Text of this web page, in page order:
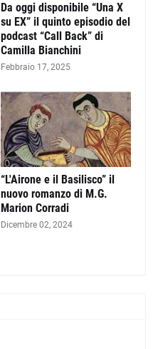
Da oggi disponibile “Una X
su EX” il quinto episodio del
podcast “Call Back” di
Camilla Bianchini
Febbraio 17, 2025
“L'Airone e il Basilisco” il
nuovo romanzo di M.G.
Marion Corradi
Dicembre 02, 2024